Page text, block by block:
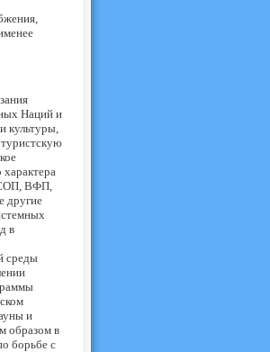
Наций и
культуры,
ВФП,
другие
в
среды
и
образом в
борьбе с